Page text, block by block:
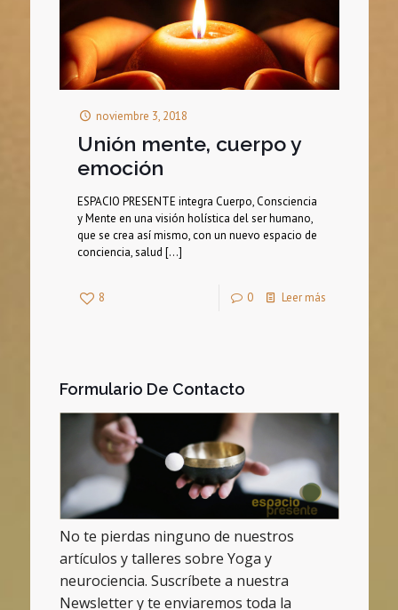
noviembre 3, 2018
Unión mente, cuerpo y
emoción
ESPACIO PRESENTE integra Cuerpo, Consciencia
y Mente en una visión holística del ser humano,
que se crea así mismo, con un nuevo espacio de
conciencia, salud […]
8 0 Leer más
Formulario De Contacto